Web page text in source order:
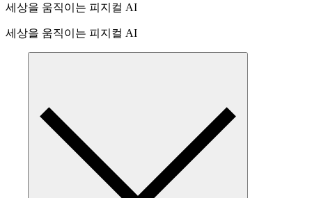
세상을 움직이는 피지컬 AI
세상을 움직이는 피지컬 AI